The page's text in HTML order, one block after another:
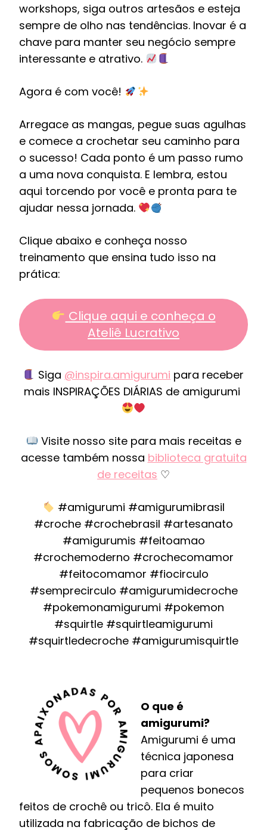
workshops, siga outros artesãos e esteja
sempre de olho nas tendências. Inovar é a
chave para manter seu negócio sempre
interessante e atrativo.
Agora é com você!
Arregace as mangas, pegue suas agulhas
e comece a crochetar seu caminho para
o sucesso! Cada ponto é um passo rumo
a uma nova conquista. E lembra, estou
aqui torcendo por você e pronta para te
ajudar nessa jornada.
Clique abaixo e conheça nosso
treinamento que ensina tudo isso na
prática:
Clique aqui e conheça o
Ateliê Lucrativo
Siga @inspira.amigurumi para receber
mais INSPIRAÇÕES DIÁRIAS de amigurumi
Visite nosso site para mais receitas e
acesse também nossa biblioteca gratuita
de receitas ♡
#amigurumi #amigurumibrasil
#croche #crochebrasil #artesanato
#amigurumis #feitoamao
#crochemoderno #crochecomamor
#feitocomamor #fiocirculo
#semprecirculo #amigurumidecroche
#pokemonamigurumi #pokemon
#squirtle #squirtleamigurumi
#squirtledecroche #amigurumisquirtle
O que é
amigurumi?
Amigurumi é uma
técnica japonesa
para criar
pequenos bonecos
feitos de crochê ou tricô. Ela é muito
utilizada na fabricação de bichos de